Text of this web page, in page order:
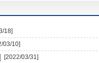
18]
03/10]
[2022/03/31]